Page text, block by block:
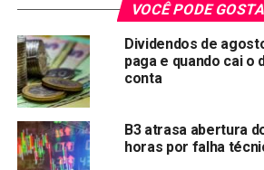
que se sabia anteriormente.
O IPO pode acontecer no final deste
2022, disseram duas das fontes. Seria
estreias de uma empresa sul-
ações, equiparando-se a outras ofertas
esperadas por investidores, como a
Robinhood.
VOCÊ PODE
Dividendos de
paga e quando cai o
conta
B3 atrasa abertura
horas por falha